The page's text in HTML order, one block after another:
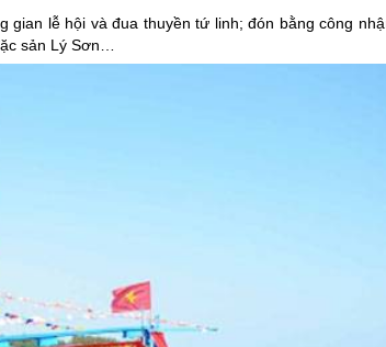
gian lễ hội và đua thuyền tứ linh; đón bằng công
sản Lý Sơn…